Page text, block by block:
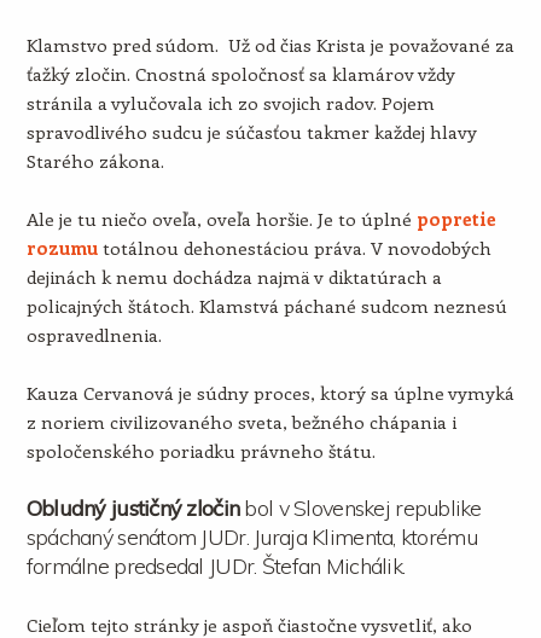
Klamstvo pred súdom. Už od čias Krista je považované za
ťažký zločin. Cnostná spoločnosť sa klamárov vždy
stránila a vylučovala ich zo svojich radov. Pojem
spravodlivého sudcu je súčasťou takmer každej hlavy
Starého zákona.
Ale je tu niečo oveľa, oveľa horšie. Je to úplné popretie
rozumutotálnou dehonestáciou práva. V novodobých
dejinách k nemu dochádza najmä v diktatúrach a
policajných štátoch. Klamstvá páchané sudcom neznesú
ospravedlnenia.
Kauza Cervanová je súdny proces, ktorý sa úplne vymyká
z noriem civilizovaného sveta, bežného chápania i
spoločenského poriadku právneho štátu.
Obludný justičný zločinbol v Slovenskej republike
spáchaný senátom JUDr. Juraja Klimenta, ktorému
formálne predsedal JUDr. Štefan Michálik.
Cieľom tejto stránky je aspoň čiastočne vysvetliť, ako